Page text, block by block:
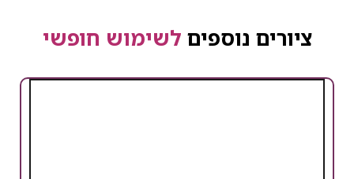
ציורים נוספים לשימוש חופשי